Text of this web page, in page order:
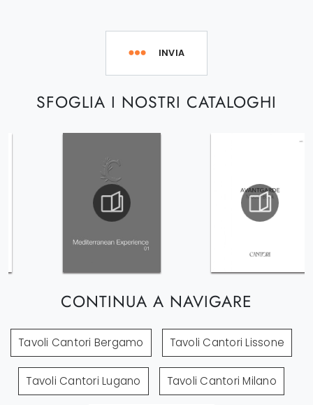
SFOGLIA I NOSTRI CATALOGHI
CONTINUA A NAVIGARE
Tavoli Cantori Bergamo Tavoli Cantori Lissone
Tavoli Cantori Lugano Tavoli Cantori Milano
INVIA